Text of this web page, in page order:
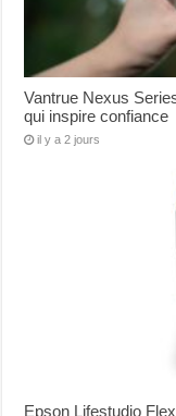
Vantrue Nexus
qui inspire confiance
il y a 2 jours
Epson Lifestudio